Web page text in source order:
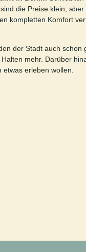
die Preise klein,
kompletten Komfort
der Stadt auch
mehr. Darüber
erleben wollen.